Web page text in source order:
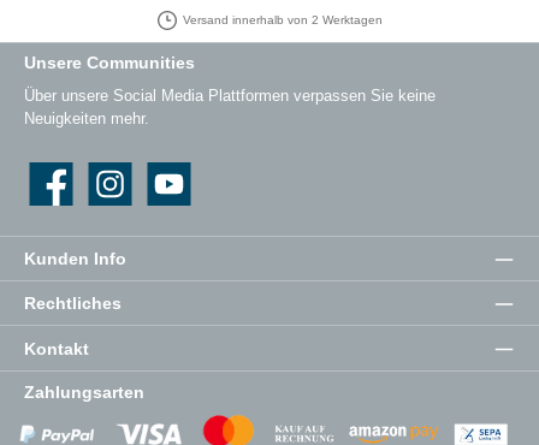
Versand innerhalb von 2 Werktagen
Kunden Info
Rechtliches
Kontakt
Unsere Communities
Über unsere Social Media Plattformen verpassen Sie keine
Neuigkeiten mehr.
Instagram YouTube
Zahlungsarten